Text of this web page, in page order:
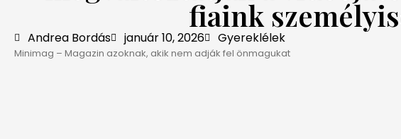
fiaink
Andrea Bordás január 10, 2026 Gyereklélek
Minimag – Magazin azoknak, akik nem adják fel önmagukat